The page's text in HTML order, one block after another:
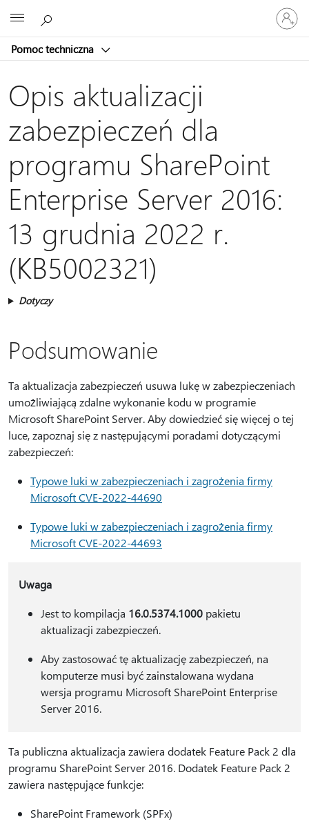
Pomoc techniczna
Zaloguj
się
do
konta
Opis aktualizacji
zabezpieczeń dla
programu SharePoint
Enterprise Server 2016:
13 grudnia 2022 r.
(KB5002321)
Dotyczy
Podsumowanie
Ta aktualizacja zabezpieczeń usuwa lukę w zabezpieczeniach
umożliwiającą zdalne wykonanie kodu w programie
Microsoft SharePoint Server. Aby dowiedzieć się więcej o tej
luce, zapoznaj się z następującymi poradami dotyczącymi
zabezpieczeń:
Typowe luki w zabezpieczeniach i zagrożenia firmy
Microsoft CVE-2022-44690
Typowe luki w zabezpieczeniach i zagrożenia firmy
Microsoft CVE-2022-44693
Uwaga
Jest to kompilacja 16.0.5374.1000pakietu
aktualizacji zabezpieczeń.
Aby zastosować tę aktualizację zabezpieczeń, na
komputerze musi być zainstalowana wydana
wersja programu Microsoft SharePoint Enterprise
Server 2016.
Ta publiczna aktualizacja zawiera dodatek Feature Pack 2 dla
programu SharePoint Server 2016. Dodatek Feature Pack 2
zawiera następujące funkcje:
SharePoint Framework (SPFx)